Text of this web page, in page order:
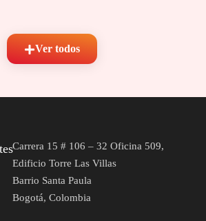
Ver todos
Carrera 15 # 106 – 32 Oficina 509,
Edificio Torre Las Villas
Barrio Santa Paula
Bogotá, Colombia